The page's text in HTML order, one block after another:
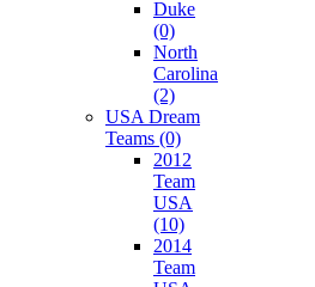
Duke
(0)
North
Carolina
(2)
USA Dream
Teams (0)
2012
Team
USA
(10)
2014
Team